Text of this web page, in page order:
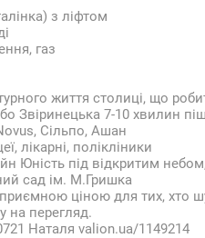
з ліфтом
газ
життя столиці, що
Звіринецька 7-10 хвилин
Сільпо, Ашан
лікарні, полікліники
Юність під відкритим
сад ім. М.Гришка
ціною для тих, хто
на перегляд.
Наталя valion.ua/1149214